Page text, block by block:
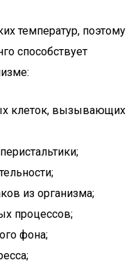
температур, поэтому
способствует
клеток, вызывающих
из организма;
процессов;
фона;